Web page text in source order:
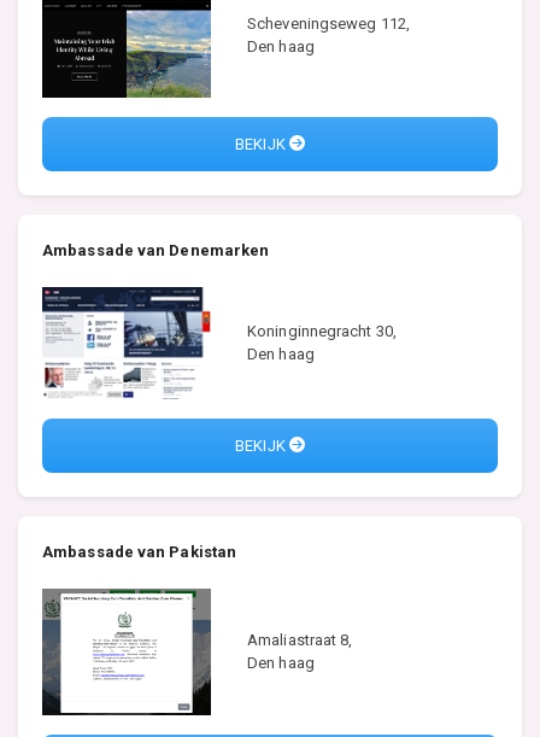
Scheveningseweg 112,
Den haag
BEKIJK
Ambassade van Denemarken
Koninginnegracht 30,
Den haag
BEKIJK
Ambassade van Pakistan
Amaliastraat 8,
Den haag